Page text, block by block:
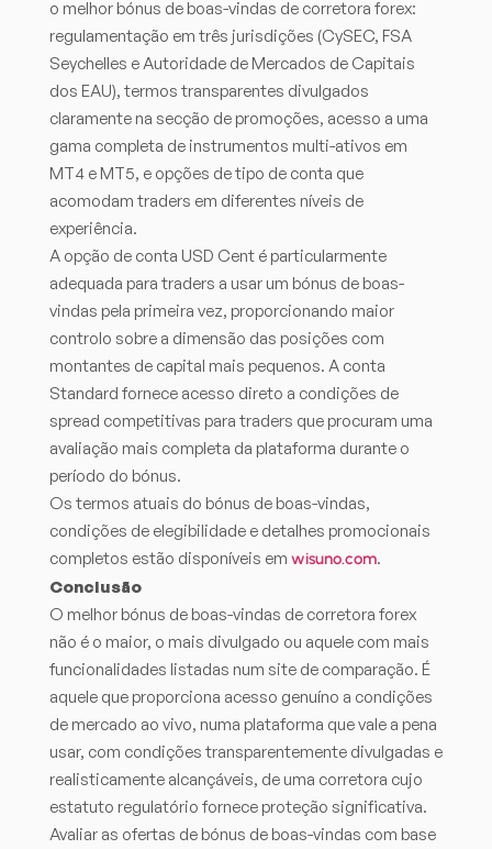
o melhor bónus de boas-vindas de corretora forex:
regulamentação em três jurisdições (CySEC, FSA
Seychelles e Autoridade de Mercados de Capitais
dos EAU), termos transparentes divulgados
claramente na secção de promoções, acesso a uma
gama completa de instrumentos multi-ativos em
MT4 e MT5, e opções de tipo de conta que
acomodam traders em diferentes níveis de
experiência.
A opção de conta USD Cent é particularmente
adequada para traders a usar um bónus de boas-
vindas pela primeira vez, proporcionando maior
controlo sobre a dimensão das posições com
montantes de capital mais pequenos. A conta
Standard fornece acesso direto a condições de
spread competitivas para traders que procuram uma
avaliação mais completa da plataforma durante o
período do bónus.
Os termos atuais do bónus de boas-vindas,
condições de elegibilidade e detalhes promocionais
completos estão disponíveis em wisuno.com.
Conclusão
O melhor bónus de boas-vindas de corretora forex
não é o maior, o mais divulgado ou aquele com mais
funcionalidades listadas num site de comparação. É
aquele que proporciona acesso genuíno a condições
de mercado ao vivo, numa plataforma que vale a pena
usar, com condições transparentemente divulgadas e
realisticamente alcançáveis, de uma corretora cujo
estatuto regulatório fornece proteção significativa.
Avaliar as ofertas de bónus de boas-vindas com base